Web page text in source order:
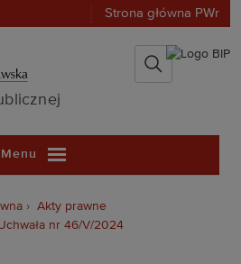
Strona główna PWr
Biuletyn
Menu
Akty prawne
nr 46/V/2024